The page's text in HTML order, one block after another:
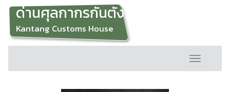
ด่านศุลกากรกันตัง
Kantang Customs House
Toggle
navigation